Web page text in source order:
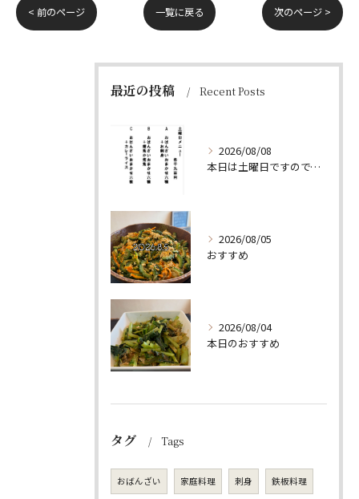
< 前のページ 一覧に戻る 次のページ >
最近の投稿 Recent Posts
2026/08/08
本日は土曜日ですので、たくさん食べていってちょーよ‼️
2026/08/05
おすすめ
2026/08/04
本日のおすすめ
タグ Tags
おばんざい 家庭料理 刺身 鉄板料理